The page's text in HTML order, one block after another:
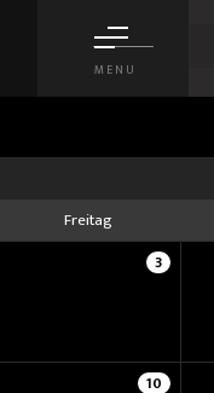
MENU
Freitag
3
10